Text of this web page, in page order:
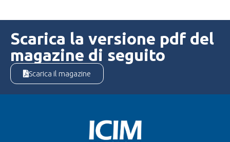
Scarica la versione pdf del
magazine di seguito
Scarica il magazine